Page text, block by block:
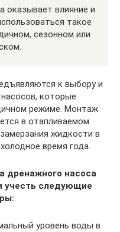
оказывает влияние и
такое
сезонном или
к выбору и
которые
режиме. Монтаж
в отапливаемом
жидкости в
время года.
дренажного насоса
учесть следующие
уровень воды в